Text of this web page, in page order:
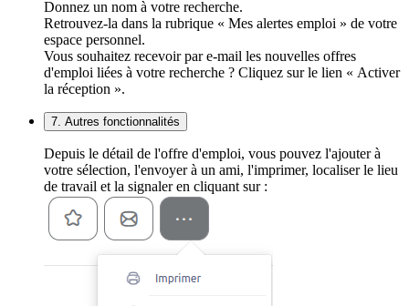
Donnez un nom à votre recherche.
Retrouvez-la dans la rubrique « Mes alertes emploi » de votre
espace personnel.
Vous souhaitez recevoir par e-mail les nouvelles offres
d'emploi liées à votre recherche ? Cliquez sur le lien « Activer
la réception ».
7. Autres fonctionnalités
Depuis le détail de l'offre d'emploi, vous pouvez l'ajouter à
votre sélection, l'envoyer à un ami, l'imprimer, localiser le lieu
de travail et la signaler en cliquant sur :